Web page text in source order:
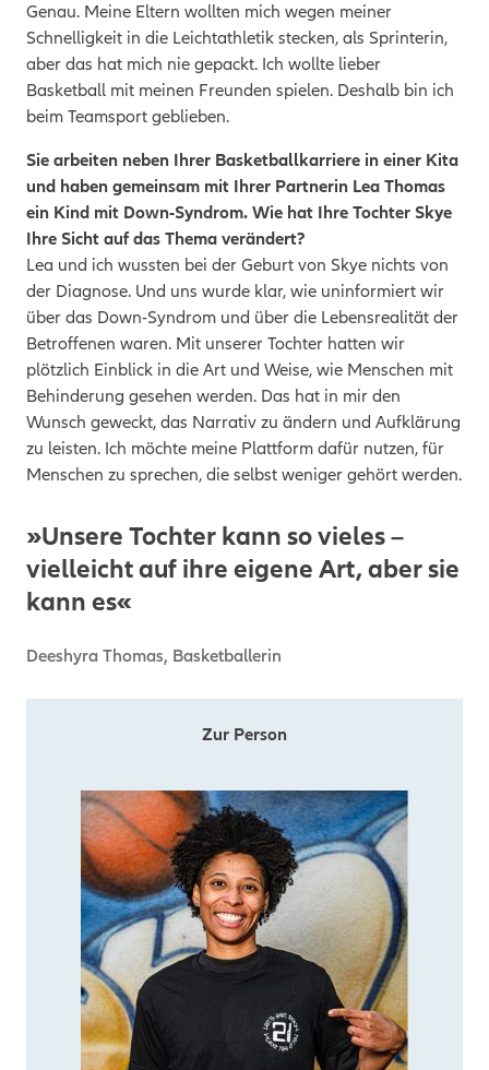
Zur Person
Genau. Meine Eltern wollten mich wegen meiner
Schnelligkeit in die Leichtathletik stecken, als Sprinterin,
aber das hat mich nie gepackt. Ich wollte lieber
Basketball mit meinen Freunden spielen. Deshalb bin ich
beim Teamsport geblieben.
Sie arbeiten neben Ihrer Basketballkarriere in einer Kita
und haben gemeinsam mit Ihrer Partnerin Lea Thomas
ein Kind mit Down-Syndrom. Wie hat Ihre Tochter Skye
Ihre Sicht auf das Thema verändert?
Lea und ich wussten bei der Geburt von Skye nichts von
der Diagnose. Und uns wurde klar, wie uninformiert wir
über das Down-Syndrom und über die Lebensrealität der
Betroffenen waren. Mit unserer Tochter hatten wir
plötzlich Einblick in die Art und Weise, wie Menschen mit
Behinderung gesehen werden. Das hat in mir den
Wunsch geweckt, das Narrativ zu ändern und Aufklärung
zu leisten. Ich möchte meine Plattform dafür nutzen, für
Menschen zu sprechen, die selbst weniger gehört werden.
»Unsere Tochter kann so vieles –
vielleicht auf ihre eigene Art, aber sie
kann es«
Deeshyra Thomas, Basketballerin